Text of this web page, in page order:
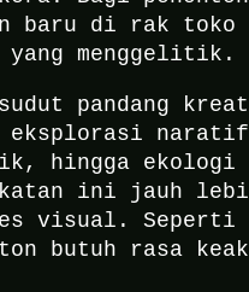
baru di rak toko
yang menggelitik.
pandang
eksplorasi
hingga ekologi
ini jauh
visual. Seperti
butuh rasa